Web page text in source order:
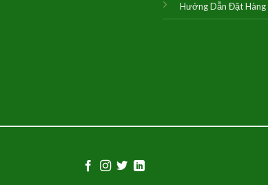
Hướng Dẫn Đặt Hàng